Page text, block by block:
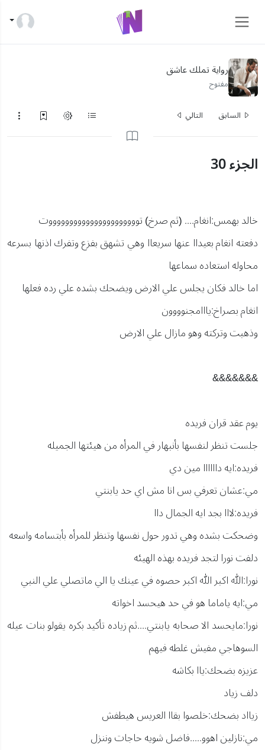
رواية تملك عاشق
مفتوح
السابق
التالي
الجزء 30
خالد بهمس:انغام.... (ثم صرخ) تووووووووووووووووووووووت
دفعته انغام بعيداا عنها سريعاا وهي تشهق بفزع وتفرك اذنها بسرعه
محاوله استعاده سماعها
اما خالد فكان يجلس علي الارض ويضحك بشده علي رده فعلها
انغام بصراخ:يااامجنوووون
وذهبت وتركته وهو مازال علي الارض
&&&&&&&
يوم عقد قران فريده
جلست تنظر لنفسها بأنبهار في المرأه من هيئتها الجميله
فريده:ايه داااااا مين دي
مي:عشان تعرفي بس انا مش اي حد يابنتي
فريده:لااا بجد ايه الجمال داا
وضحكت بشده وهي تدور حول نفسها وتنظر للمرأه بأبتسامه واسعه
دلفت نورا لتجد فريده بهذه الهيئه
نورا:الله اكبر الله اكبر حصوه في عينك يا الي ماتصلي علي النبي
مي:ايه ياماما هو في حد هيحسد اخواته
نورا:مايحسد الا صحابه يابنتي....ثم زياده تأكيد بكره يقولو بنات عيله
السوهاجي مفيش غلطه فيهم
عزيزه بضحك:ياا بكاشه
دلف زياد
زيااد بضحك:خلصوا بقاا العريس هيطفش
مي:نازلين اهوو.....فاضل شويه حاجات وننزل